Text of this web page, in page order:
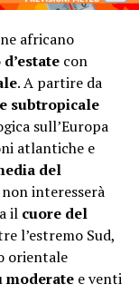
africano
con
. A partire da
subtropicale
sull’Europa
atlantiche e
del
interesserà
il cuore del
l’estremo Sud,
orientale
moderatee venti